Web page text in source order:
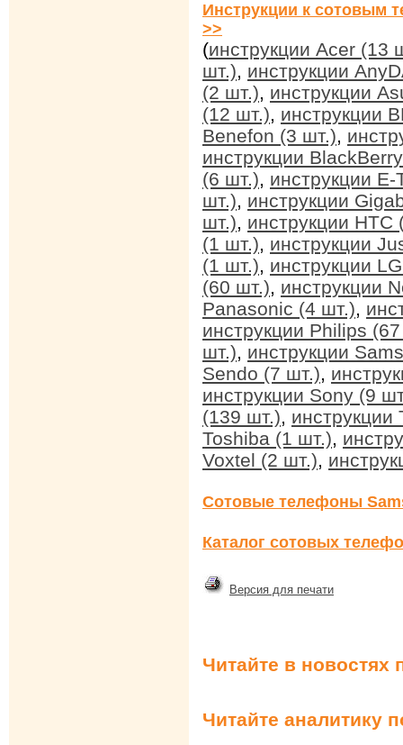
Инструкции к сотовым
>>
(инструкции Acer (13
шт.), инструкции
(2 шт.), инструкции
(12 шт.), инструкции
Benefon (3 шт.),
инструкции
(6 шт.), инструкции
шт.), инструкции
шт.), инструкции HTC
(1 шт.), инструкции
(1 шт.), инструкции
(60 шт.), инструкции
Panasonic (4 шт.),
инструкции Philips
шт.), инструкции
Sendo (7 шт.),
инструкции Sony (9
(139 шт.), инструкции
Toshiba (1 шт.),
Voxtel (2 шт.),
Сотовые телефоны
Каталог сотовых
Версия для печати
Читайте в новостях
Читайте аналитику